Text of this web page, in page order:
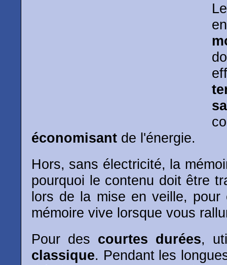
économisant de l'énergie.
Hors, sans électricité, la
pourquoi le contenu doit être
lors de la mise en veille, pour
mémoire vive lorsque vous
Pour des courtes durées,
classique. Pendant les